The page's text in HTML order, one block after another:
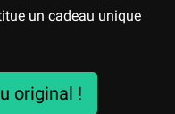
un cadeau unique
original !